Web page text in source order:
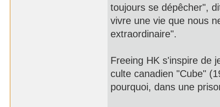
toujours se dépêcher",
vivre une vie que nous
extraordinaire".
Freeing HK s'inspire de
culte canadien "Cube"
pourquoi, dans une